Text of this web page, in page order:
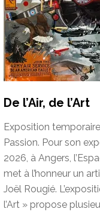
De l’Air, de l’Art
Exposition
Passion. Pour son
2026, à Angers,
met à l’honneur un
Joël Rougié.
l’Art » propose